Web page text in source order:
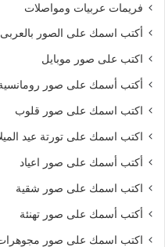
فريمات عربيات ومواصلات
أكتب اسمك على الصور بالعربى
اكتب على صور موبايل
أكتب أسمك على صور
اكتب اسمك على صور قلوب
اكتب اسمك على تورتة عيد
أكتب أسمك على صور اعياد
اكتب اسمك على صور شقية
أكتب أسمك على صور تهنئة
اكتب اسمك على صور